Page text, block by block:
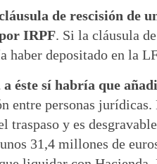
de rescisión de
IRPF. Si la cláusula
haber depositado en la
a éste sí habría que
entre personas
y es
31,4 millones de